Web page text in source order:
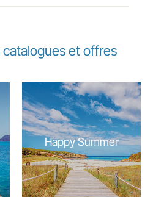
et offres
Happy Summer